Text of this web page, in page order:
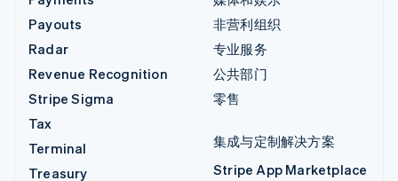
Payouts
Radar
Revenue Recognition
Stripe Sigma
Tax
Terminal
Treasury
非营利组织
专业服务
公共部门
零售
集成与定制解决方案
Stripe App Marketplace